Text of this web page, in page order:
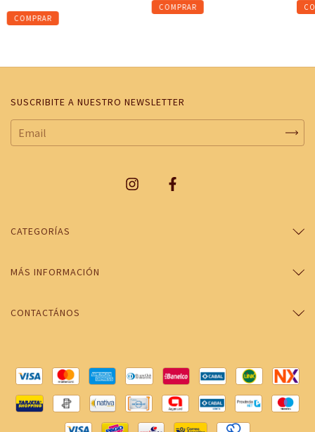
SUSCRIBITE A NUESTRO NEWSLETTER
CATEGORÍAS
MÁS INFORMACIÓN
CONTACTÁNOS